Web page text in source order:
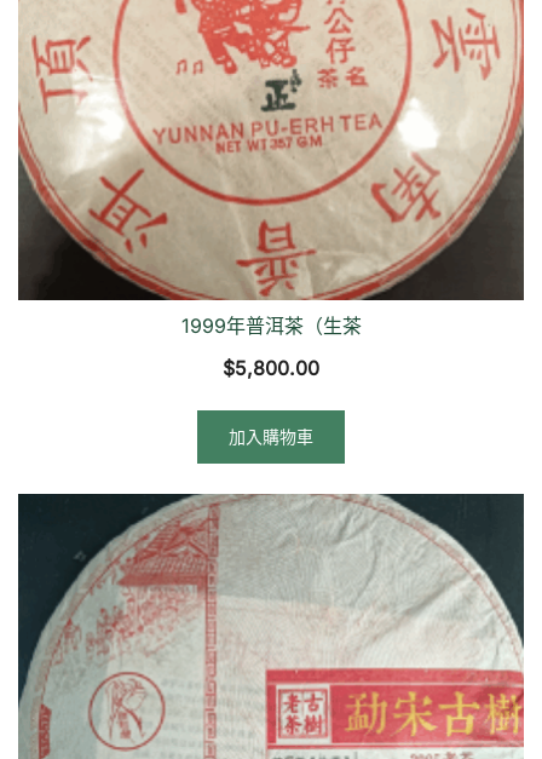
1999年普洱茶（生茶
$5,800.00
加入購物車